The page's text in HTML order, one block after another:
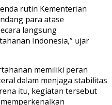
rutin Kementerian
para atase
langsung
Indonesia,” ujar
memiliki peran
dalam menjaga stabilitas
itu, kegiatan tersebut